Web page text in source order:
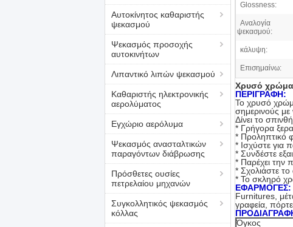
Αυτοκίνητος καθαριστής
ψεκασμού
Ψεκασμός προσοχής
αυτοκινήτων
Λιπαντικό λιπών ψεκασμού
Καθαριστής ηλεκτρονικής
αερολύματος
Εγχώριο αερόλυμα
Ψεκασμός ανασταλτικών
παραγόντων διάβρωσης
Πρόσθετες ουσίες
πετρελαίου μηχανών
Συγκολλητικός ψεκασμός
κόλλας
Glossness:
Αναλογία
ψεκασμού:
κάλυψη:
Επισημαίνω:
Χρυσό χρώμα
ΠΕΡΙΓΡΑΦΗ:
Το χρυσό
σημερινούς
Δίνει το
* Γρήγορα
* Προληπτικό
* Ισχύστε για
* Συνδέστε
* Παρέχει την
* Σχολιάστε
* Το σκληρό
ΕΦΑΡΜΟΓΕΣ:
Furnitures,
γραφεία,
Όγκος